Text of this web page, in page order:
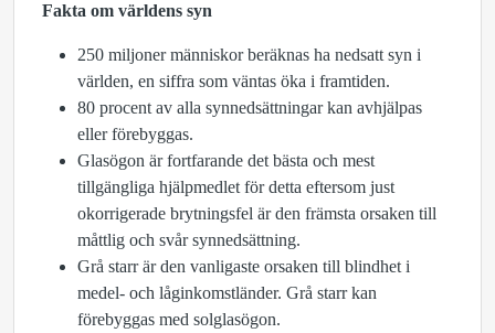
Fakta om världens syn
250 miljoner människor beräknas ha nedsatt syn i
världen, en siffra som väntas öka i framtiden.
80 procent av alla synnedsättningar kan avhjälpas
eller förebyggas.
Glasögon är fortfarande det bästa och mest
tillgängliga hjälpmedlet för detta eftersom just
okorrigerade brytningsfel är den främsta orsaken till
måttlig och svår synnedsättning.
Grå starr är den vanligaste orsaken till blindhet i
medel- och låginkomstländer. Grå starr kan
förebyggas med solglasögon.